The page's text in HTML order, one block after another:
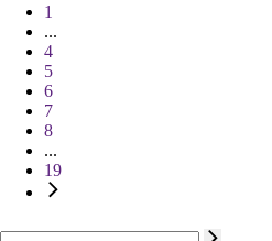
1
...
4
5
6
7
8
...
19